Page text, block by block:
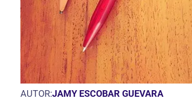
AUTOR:JAMY ESCOBAR GUEVARA